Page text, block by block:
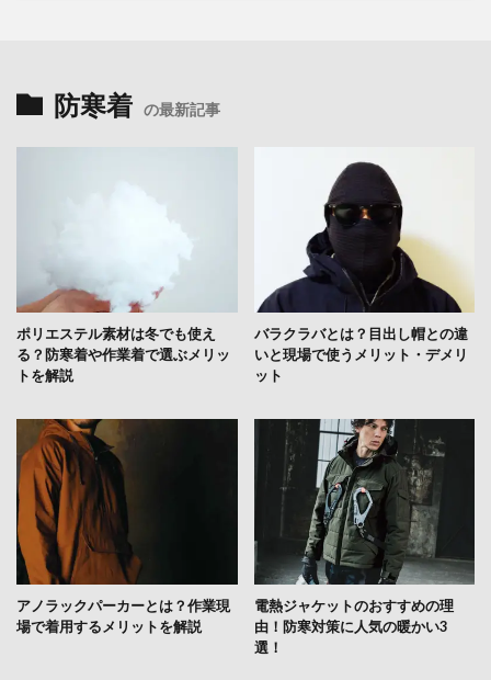
防寒着 の最新記事
ポリエステル素材は冬でも使え
る？防寒着や作業着で選ぶメリッ
トを解説
バラクラバとは？目出し帽との違
いと現場で使うメリット・デメリ
ット
アノラックパーカーとは？作業現
場で着用するメリットを解説
電熱ジャケットのおすすめの理
由！防寒対策に人気の暖かい3
選！